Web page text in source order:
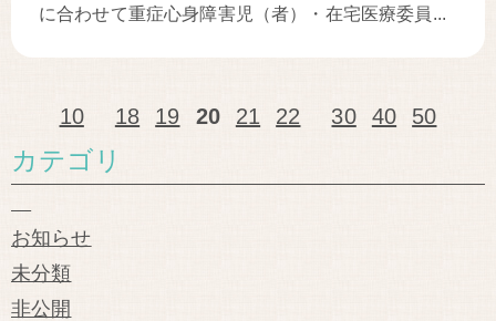
に合わせて重症心身障害児（者）・在宅医療委員...
10 18 19 20 21 22 30 40 50
カテゴリ
お知らせ
未分類
非公開